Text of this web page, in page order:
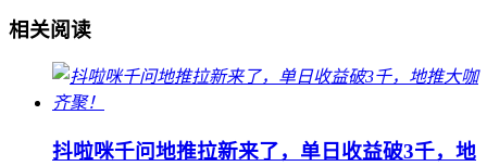
相关阅读
抖啦咪千问地推拉新来了，单日收益破3千，地